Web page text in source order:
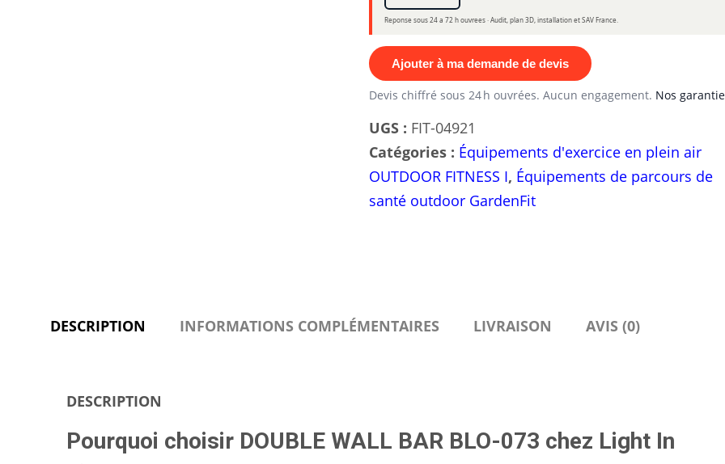
Reponse sous 24 a 72 h ouvrees · Audit, plan 3D, installation et SAV France.
Ajouter à ma demande de devis
Devis chiffré sous 24 h ouvrées. Aucun engagement. Nos
UGS : FIT-04921
Catégories : Équipements d'exercice en plein air
OUTDOOR FITNESS I, Équipements de parcours de
santé outdoor GardenFit
DESCRIPTION INFORMATIONS COMPLÉMENTAIRES LIVRAISON AVIS (0)
DESCRIPTION
Pourquoi choisir DOUBLE WALL BAR BLO-073 chez Light In